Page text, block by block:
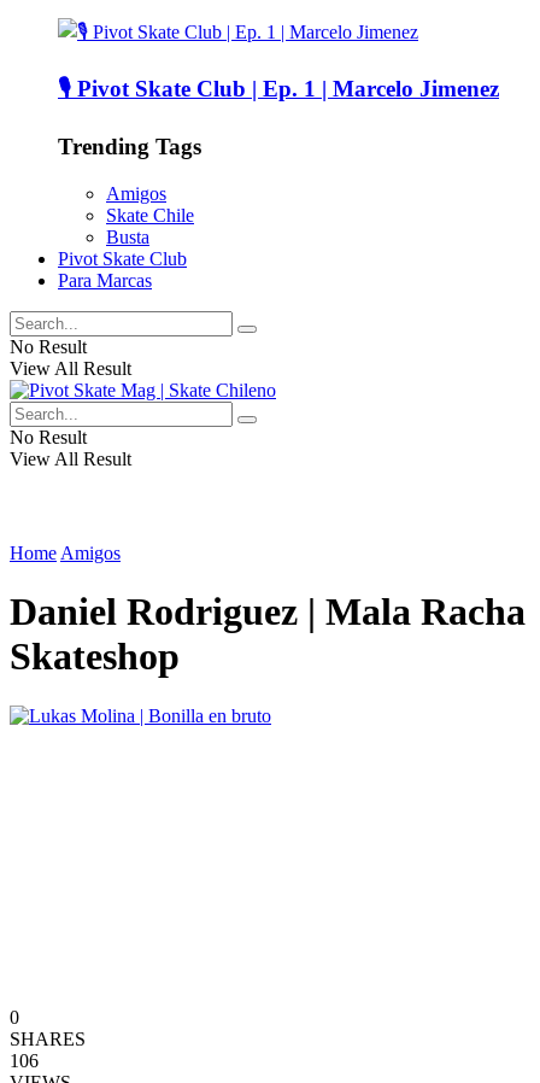
🎙️ Pivot Skate Club | Ep. 1 | Marcelo Jimenez
Trending Tags
Amigos
Skate Chile
Busta
Pivot Skate Club
Para Marcas
No Result
View All Result
No Result
View All Result
Home Amigos
Daniel Rodriguez | Mala Racha
Skateshop
0
SHARES
106